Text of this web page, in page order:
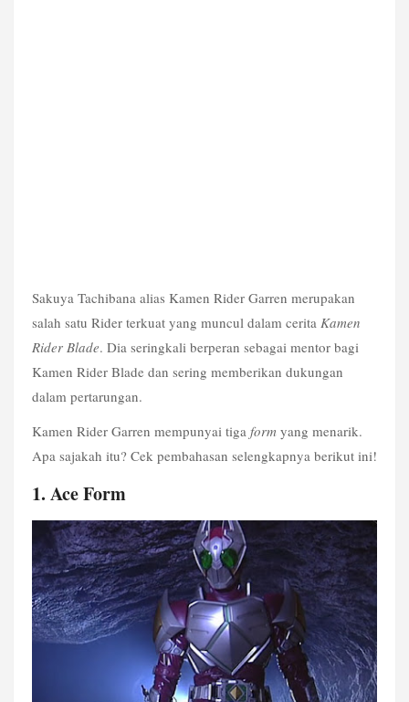
Sakuya Tachibana alias Kamen Rider Garren merupakan
salah satu Rider terkuat yang muncul dalam cerita Kamen
Rider Blade. Dia seringkali berperan sebagai mentor bagi
Kamen Rider Blade dan sering memberikan dukungan
dalam pertarungan.
Kamen Rider Garren mempunyai tiga form yang menarik.
Apa sajakah itu? Cek pembahasan selengkapnya berikut ini!
1. Ace Form